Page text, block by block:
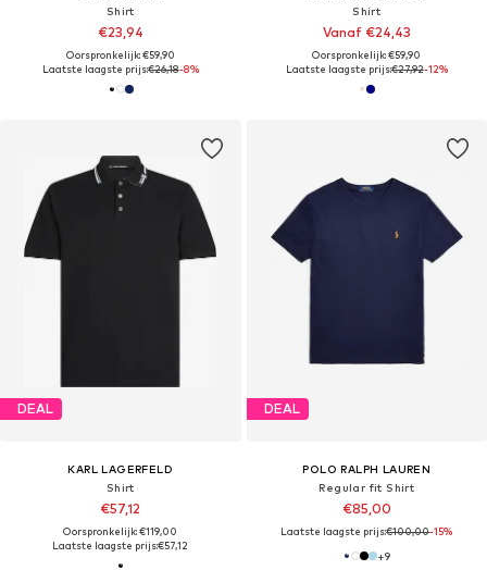
Shirt
€23,94
Oorspronkelijk: €59,90
Laatste laagste prijs:€26,18-8%
Shirt
Vanaf €24,43
Oorspronkelijk: €59,90
Laatste laagste prijs:€27,92-12%
DEAL
KARL LAGERFELD
Shirt
€57,12
Oorspronkelijk: €119,00
Laatste laagste prijs:€57,12
DEAL
POLO RALPH LAUREN
Regular fit Shirt
€85,00
Laatste laagste prijs:€100,00-15%
+9